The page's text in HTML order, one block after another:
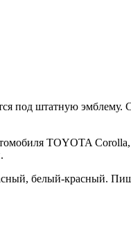
под штатную
TOYOTA
белый-красный.